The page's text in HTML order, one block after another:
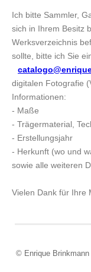
Ich bitte Sammler,
sich in Ihrem Besitz
Werksverzeichnis
sollte, bitte ich Sie
digitalen Fotografie
Informationen:
- Maße
- Trägermaterial,
- Erstellungsjahr
- Herkunft (wo und
sowie alle weiteren
Vielen Dank für Ihre
© Enrique Brinkmann